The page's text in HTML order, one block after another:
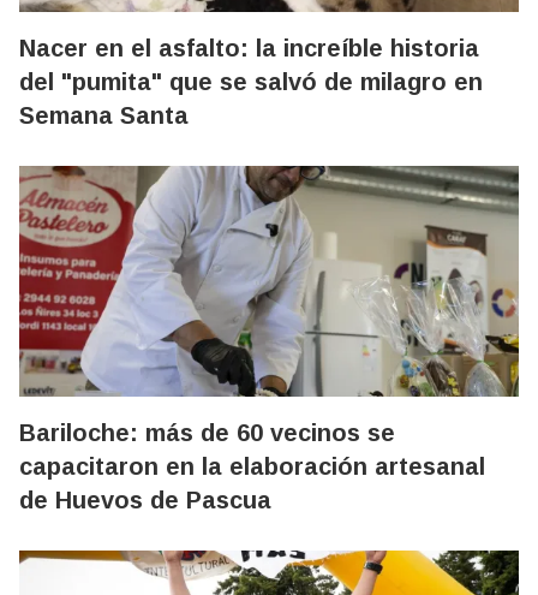
Nacer en el asfalto: la increíble historia
del "pumita" que se salvó de milagro en
Semana Santa
Bariloche: más de 60 vecinos se
capacitaron en la elaboración artesanal
de Huevos de Pascua